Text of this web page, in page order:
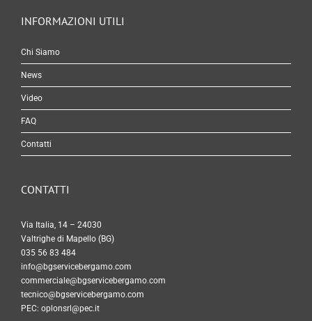
INFORMAZIONI UTILI
Chi Siamo
News
Video
FAQ
Contatti
CONTATTI
Via Italia, 14 – 24030
Valtrighe di Mapello (BG)
035 56 83 484
info@bgservicebergamo.com
commerciale@bgservicebergamo.com
tecnico@bgservicebergamo.com
PEC: oplonsrl@pec.it